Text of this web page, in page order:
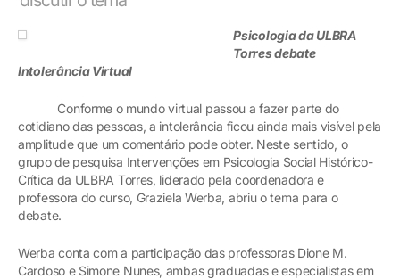
Psicologia da ULBRA
Torres debate
Intolerância Virtual
Conforme o mundo virtual passou a fazer parte do
cotidiano das pessoas, a intolerância ficou ainda mais visível pela
amplitude que um comentário pode obter. Neste sentido, o
grupo de pesquisa Intervenções em Psicologia Social Histórico-
Crítica da ULBRA Torres, liderado pela coordenadora e
professora do curso, Graziela Werba, abriu o tema para o
debate.
Werba conta com a participação das professoras Dione M.
Cardoso e Simone Nunes, ambas graduadas e especialistas em